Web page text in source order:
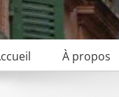
À propos